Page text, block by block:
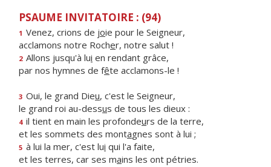
PSAUME INVITATOIRE : (94)
1 Venez, crions de joie pour le Seigneur,
acclamons notre Rocher, notre salut !
2 Allons jusqu'à lui en rendant grâce,
par nos hymnes de fête acclamons-le !
3 Oui, le grand Dieu, c'est le Seigneur,
le grand roi au-dessus de tous les dieux :
4 il tient en main les profondeurs de la terre,
et les sommets des montagnes sont à lui ;
5 à lui la mer, c'est lui qui l'a faite,
et les terres, car ses mains les ont pétries.